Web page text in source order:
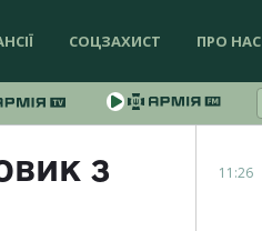
СОЦЗАХИСТ ПРО НАС
з
11:26